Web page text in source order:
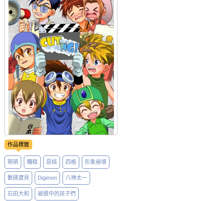
註冊會員
登入
作品標籤
萌萌 糟糕 惡搞 四格 形象崩壞
數碼寶貝 Digimon 八神太一
石田大和 被選中的孩子們